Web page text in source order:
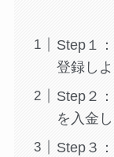
Step１
登録しよ
Step２
を入金
Step３